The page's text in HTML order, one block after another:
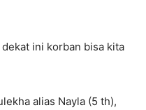
ini korban bisa kita
alias Nayla (5 th),